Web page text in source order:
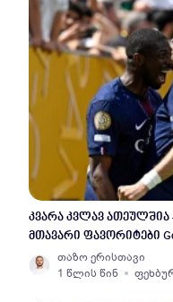
კვარა კვლავ
მთავარი ფავორიტები
თაზო ერისთავი
1 წლის წინ